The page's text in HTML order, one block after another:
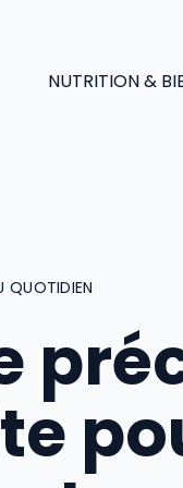
NUTRITION &
QUOTIDIEN